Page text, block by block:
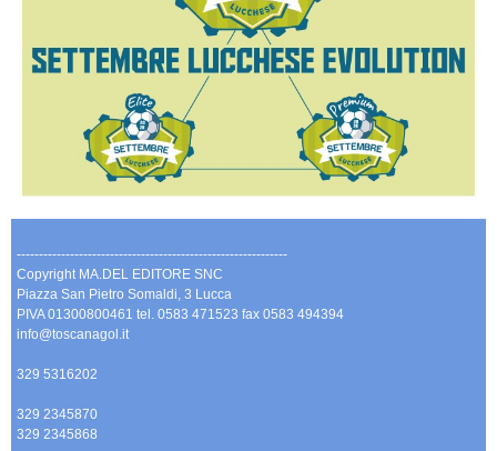
-------------------------------------------------------------
Copyright MA.DEL EDITORE SNC
Piazza San Pietro Somaldi, 3 Lucca
PIVA 01300800461 tel. 0583 471523 fax 0583 494394
info@toscanagol.it
329 5316202
329 2345870
329 2345868